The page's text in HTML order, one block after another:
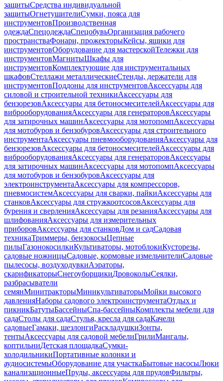
защитыСредства индивидуальной
защитыОгнетушителиСумки, пояса для
инструментовПроизводственная
одеждаСпецодеждаСпецобувьОрганизация рабочего
пространстваФонари, прожекторыКейсы, ящики для
инструментовОборудование для мастерскойТележки для
инструментовМагнитыШкафы для
инструментовКомплектующие для инструментальных
шкафовСтеллажи металлическиеСтенды, держатели для
инструментовПоддоны для инструментовАксессуары для
силовой и строительной техникиАксессуары для
бензорезовАксессуары для бетоносмесителейАксессуары для
виброоборудованияАксессуары для генераторовАксессуары
для затирочных машинАксессуары для мотопомпАксессуары
для мотобуров и бензобуровАксессуары для строительного
инструментаАксессуары пневмооборудованияАксессуары для
бензорезовАксессуары для бетоносмесителейАксессуары для
виброоборудованияАксессуары для генераторовАксессуары
для затирочных машинАксессуары для мотопомпАксессуары
для мотобуров и бензобуровАксессуары для
электроинструментаАксессуары для компрессоров,
пневмосистемАксессуары для сварки, пайкиАксессуары для
станковАксессуары для стружкоотсосовАксессуары для
бурения и сверленияАксессуары для резанияАксессуары для
шлифованияАксессуары для измерительных
приборовАксессуары для станковДом и садСадовая
техникаТриммеры, бензокосыЦепные
пилыГазонокосилкиКультиваторы, мотоблокиКусторезы,
садовые ножницыСадовые, кормовые измельчителиСадовые
пылесосы, воздуходувкиАэраторы,
скарификаторыСнегоуборщикиДровоколыСеялки,
разбрасыватели
семянМинитракторыМиникультиваторыМойки высокого
давленияНаборы садового электроинструментаОтдых и
пикникБатутыБассейныСпа-бассейныКомплекты мебели для
садаСтолы для садаСтулья, кресла для садаКачели
садовыеГамаки, шезлонгиРаскладушкиЗонты,
тентыАксессуары для садовой мебелиГрилиМангалы,
коптильниДетская площадкаСумки-
холодильникиПортативные колонки и
аудиосистемыОборудование для участкаБытовые насосыЛюки
канализационныеПруды, аксессуары для прудовФильтры,